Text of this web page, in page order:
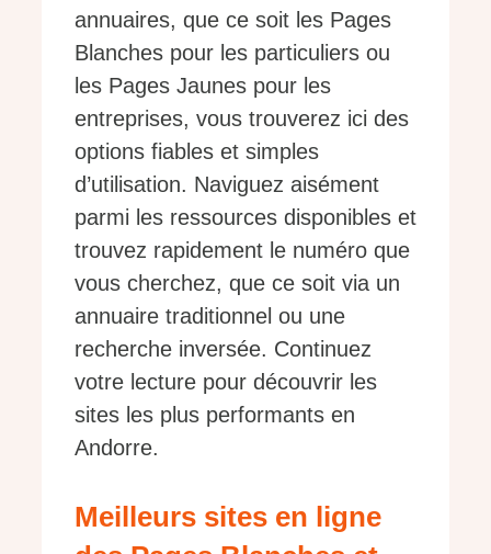
annuaires, que ce soit les Pages
Blanches pour les particuliers ou
les Pages Jaunes pour les
entreprises, vous trouverez ici des
options fiables et simples
d’utilisation. Naviguez aisément
parmi les ressources disponibles et
trouvez rapidement le numéro que
vous cherchez, que ce soit via un
annuaire traditionnel ou une
recherche inversée. Continuez
votre lecture pour découvrir les
sites les plus performants en
Andorre.
Meilleurs sites en ligne